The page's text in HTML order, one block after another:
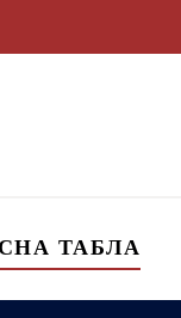
ТАБЛА